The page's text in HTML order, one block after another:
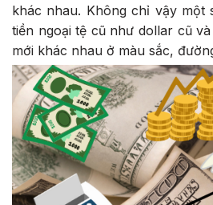
khác nhau. Không chỉ vậy một
tiền ngoại tệ cũ như dollar cũ
mới khác nhau ở màu sắc,